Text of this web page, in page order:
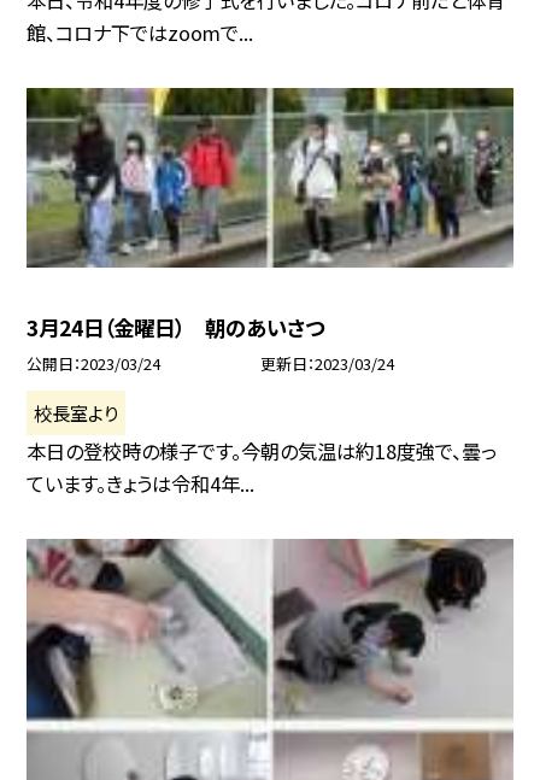
館、コロナ下ではzoomで...
3月24日（金曜日） 朝のあいさつ
公開日 2023/03/24 更新日 2023/03/24
校長室より
本日の登校時の様子です。今朝の気温は約18度強で、曇っ
ています。きょうは令和4年...